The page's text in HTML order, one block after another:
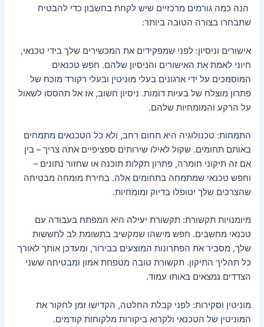
הנה כמה גורמים מרכזיים שיש לקחת בחשבון כדי להבטיח
שתבחרו בצורה הטובה ביותר:
אישורים וניסיון: לפני שמפקידים את המכשירים שלך בידי טכנאי,
חיוני לאמת את האישורים והניסיון שלהם. חפש טכנאים
המוסמכים על ידי ארגונים בעלי מוניטין ובעלי רקורד מוכח של
פתרון מוצלח של בעיות דומות. ניסיון חשוב, אז אל תהססו לשאול
על הרקע והמומחיות שלהם.
התמחות: טכנולוגיה היא תחום רחב, ולא כל הטכנאים מתמחים
באותם תחומים. שקול לאילו שירותים ספציפיים אתה צריך – בין
אם זה תיקוני חומרה, פתרון תקלות תוכנה או שחזור נתונים –
וחפש טכנאי שמתמחה בתחומים אלה. בחירת מומחה מבטיחה
שהצרכים שלך יטופלו בדיוק ומומחיות.
מיומנויות תקשורת: תקשורת יעילה היא המפתח בעבודה עם
טכנאי מחשבים. חפש מישהו שמקשיב בתשומת לב לחששות
שלך, מסביר את הפתרונות המוצעים בבירור, ומעדכן אותך לאורך
כל תהליך התיקון. תקשורת טובה מטפחת אמון ומבטיחה ששני
הצדדים נמצאים באותו עמוד.
מוניטין וסקירות: לפני קבלת החלטה, הקדישו זמן לחקור את
המוניטין של הטכנאי ולקרוא ביקורות מלקוחות קודמים.